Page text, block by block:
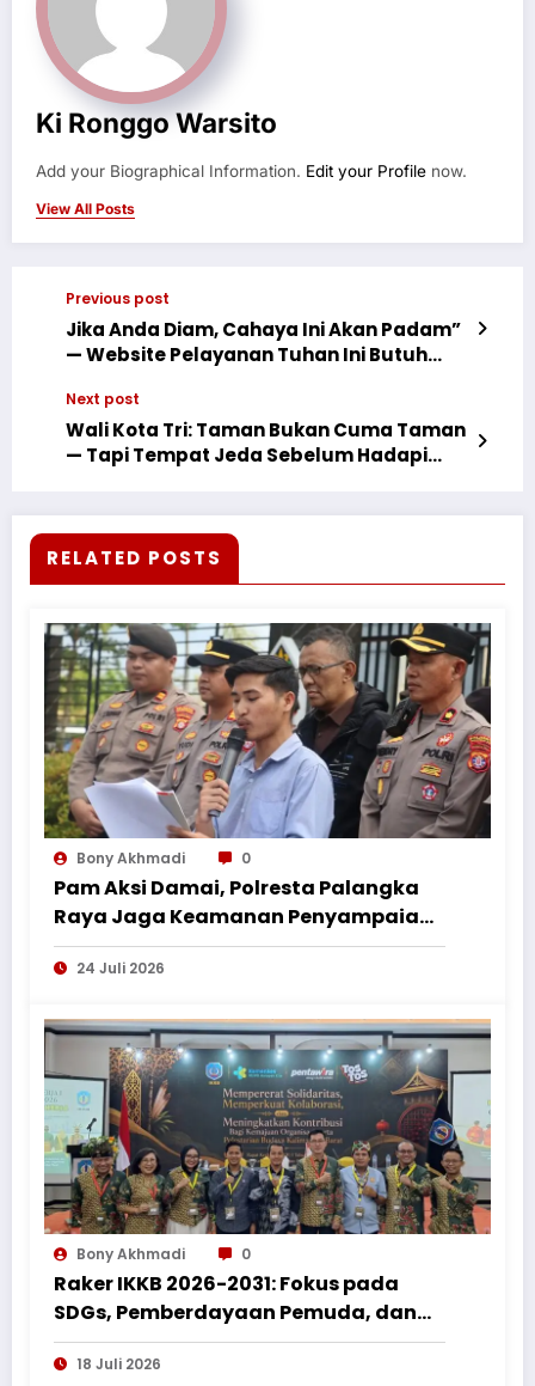
Ki Ronggo Warsito
Add your Biographical Information. Edit your Profile now.
View All Posts
Previous post
Jika Anda Diam, Cahaya Ini Akan Padam”
— Website Pelayanan Tuhan Ini Butuh
Sahabat Budiman
Next post
Wali Kota Tri: Taman Bukan Cuma Taman
— Tapi Tempat Jeda Sebelum Hadapi
RELATED POSTS
Bony Akhmadi 0
Pam Aksi Damai, Polresta Palangka
Raya Jaga Keamanan Penyampaian
Aspirasi Perkumpulan Pemuda
Nusantara
24 Juli 2026
Bony Akhmadi 0
Raker IKKB 2026-2031: Fokus pada
SDGs, Pemberdayaan Pemuda, dan
Penguatan Bantuan Hukum bagi
Perantau Kalbar
18 Juli 2026